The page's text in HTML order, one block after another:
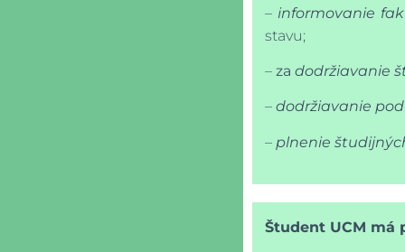
– informovanie
stavu;
– za dodržiavanie
– dodržiavanie
– plnenie
Študent UCM má